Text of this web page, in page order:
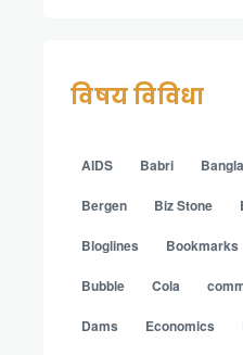
विषय विविधा
AIDS Babri
Bergen Biz Stone
Bloglines Bookmarks
Bubble Cola
Dams Economics